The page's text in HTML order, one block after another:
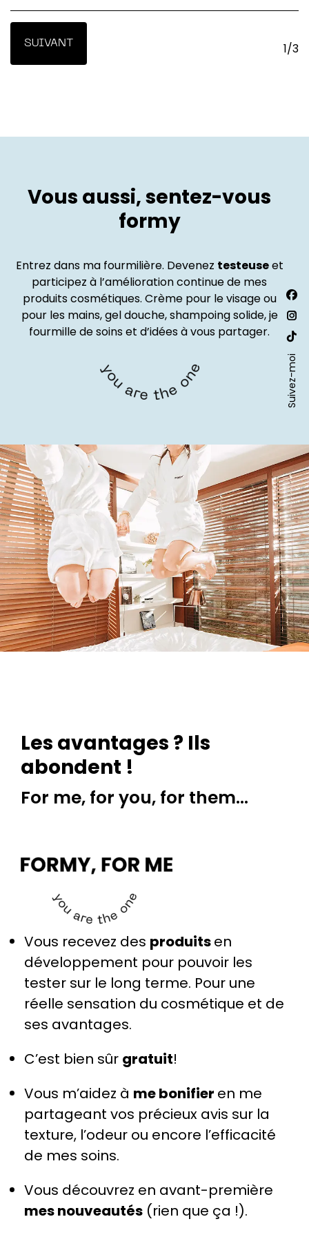
1/3
Vous aussi, sentez-vous
formy
Entrez dans ma fourmilière. Devenez testeuseet
participez à l’amélioration continue de mes
produits cosmétiques. Crème pour le visage ou
pour les mains, gel douche, shampoing solide, je
fourmille de soins et d’idées à vous partager.
Les avantages ? Ils
abondent !
For me, for you, for them…
Vous recevez des produitsen
développement pour pouvoir les
tester sur le long terme. Pour une
réelle sensation du cosmétique et de
ses avantages.
C’est bien sûr gratuit!
Vous m’aidez à me bonifier en me
partageant vos précieux avis sur la
texture, l’odeur ou encore l’efficacité
de mes soins.
Vous découvrez en avant-première
mes nouveautés (rien que ça !).
Suivez-moi
sur :
La
une
La
La
Site
une